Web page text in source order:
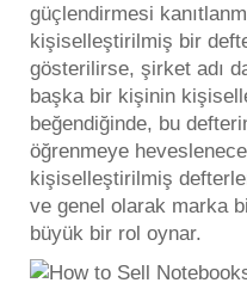
güçlendirmesi
kişiselleştirilmiş bir
gösterilirse, şirket adı
başka bir kişinin
beğendiğinde, bu
öğrenmeye
kişiselleştirilmiş
ve genel olarak marka
büyük bir rol oynar.